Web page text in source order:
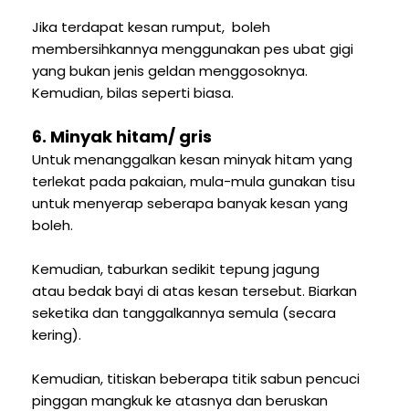
Jika terdapat kesan rumput, boleh
membersihkannya menggunakan pes ubat gigi
yang bukan jenis geldan menggosoknya.
Kemudian, bilas seperti biasa.
6. Minyak hitam/ gris
Untuk menanggalkan kesan minyak hitam yang
terlekat pada pakaian, mula-mula gunakan tisu
untuk menyerap seberapa banyak kesan yang
boleh.
Kemudian, taburkan sedikit tepung jagung
atau bedak bayi di atas kesan tersebut. Biarkan
seketika dan tanggalkannya semula (secara
kering).
Kemudian, titiskan beberapa titik sabun pencuci
pinggan mangkuk ke atasnya dan beruskan